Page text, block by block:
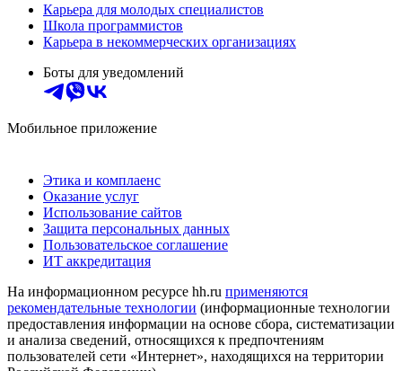
Карьера для молодых специалистов
Школа программистов
Карьера в некоммерческих организациях
Боты для уведомлений
Мобильное приложение
Этика и комплаенс
Оказание услуг
Использование сайтов
Защита персональных данных
Пользовательское соглашение
ИТ аккредитация
На информационном ресурсе hh.ru применяются
рекомендательные технологии (информационные технологии
предоставления информации на основе сбора, систематизации
и анализа сведений, относящихся к предпочтениям
пользователей сети «Интернет», находящихся на территории